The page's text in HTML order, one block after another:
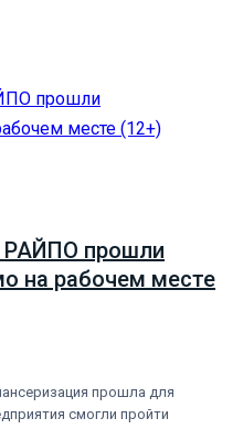
РАЙПО прошли
на рабочем месте
прошла для
смогли пройти